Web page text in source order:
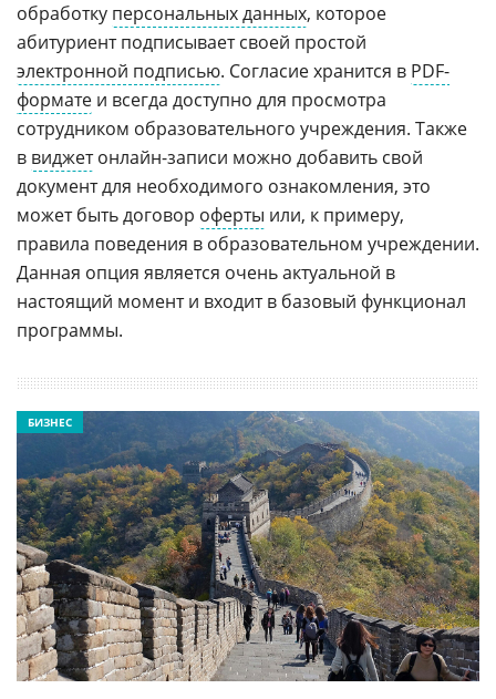
обработку персональных данных, которое
абитуриент подписывает своей простой
электронной подписью. Согласие хранится в PDF-
формате и всегда доступно для просмотра
сотрудником образовательного учреждения. Также
в виджетонлайн-записи можно добавить свой
документ для необходимого ознакомления, это
может быть договор оферты или, к примеру,
правила поведения в образовательном учреждении.
Данная опция является очень актуальной в
настоящий момент и входит в базовый функционал
программы.
БИЗНЕС